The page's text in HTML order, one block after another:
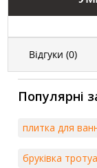
подряпин та
"Luxury" -
матеріалів,
замовленнями.
Завдяки своїм
Відгуки (0)
Популярні
плитка для
бруківка